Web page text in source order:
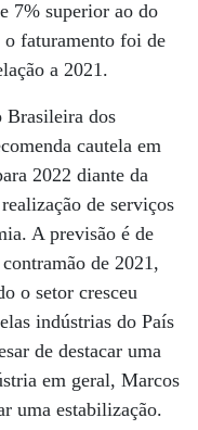
7% superior ao do
o faturamento foi de
a 2021.
Brasileira dos
cautela em
2022 diante da
de serviços
A previsão é de
de 2021,
o setor cresceu
indústrias do País
de destacar uma
em geral, Marcos
uma estabilização.